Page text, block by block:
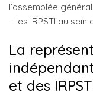
l’assemblée
– les IRPSTI au
La
et des